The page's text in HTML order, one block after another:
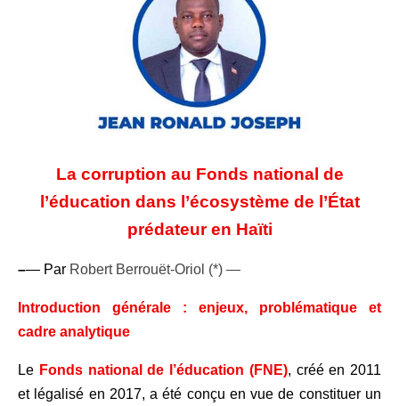
La corruption au Fonds national de
l’éducation dans l’écosystème de l’État
prédateur en Haïti
–— Par Robert Berrouët-Oriol (*) —
Introduction générale : enjeux, problématique et
cadre analytique
Le Fonds national de l’éducation (FNE), créé en 2011
et légalisé en 2017, a été conçu en vue de constituer un